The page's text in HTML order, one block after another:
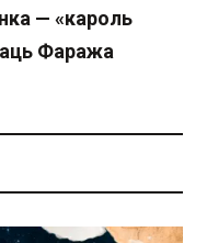
— «кароль
Фаража